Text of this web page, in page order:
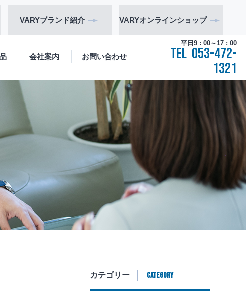
VARYブランド紹介 VARYオンラインショップ
会社案内 お問い合わせ
平日9 : 00～17 : 00
TEL 053-472-
1321
カテゴリー CATEGORY